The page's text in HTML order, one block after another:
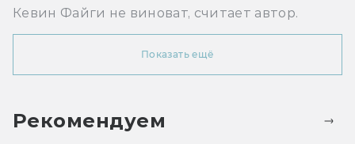
Кевин Файги не виноват, считает автор.
Показать ещё
Рекомендуем